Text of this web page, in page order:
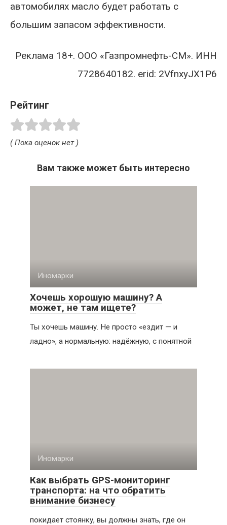
автомобилях масло будет работать с
большим запасом эффективности.
Реклама 18+. ООО «Газпромнефть-СМ». ИНН
7728640182. erid: 2VfnxyJX1P6
Рейтинг
( Пока оценок нет )
Вам также может быть интересно
Иномарки
Хочешь хорошую машину? А
может, не там ищете?
Ты хочешь машину. Не просто «ездит — и
ладно», а нормальную: надёжную, с понятной
Иномарки
Как выбрать GPS-мониторинг
транспорта: на что обратить
внимание бизнесу
покидает стоянку, вы должны знать, где он